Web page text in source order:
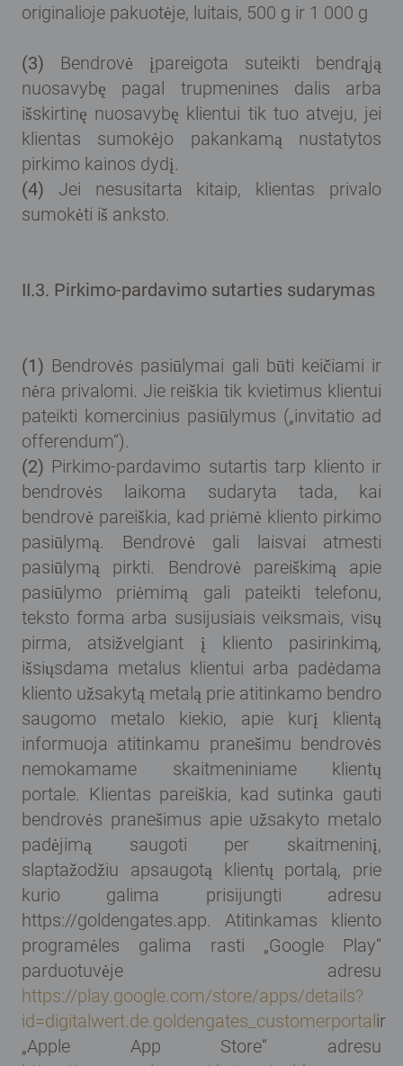
originalioje pakuotėje, luitais, 500 g ir 1 000 g
(3) Bendrovė įpareigota suteikti bendrąją
nuosavybę pagal trupmenines dalis arba
išskirtinę nuosavybę klientui tik tuo atveju, jei
klientas sumokėjo pakankamą nustatytos
pirkimo kainos dydį.
(4) Jei nesusitarta kitaip, klientas privalo
sumokėti iš anksto.
II.3. Pirkimo-pardavimo sutarties sudarymas
(1) Bendrovės pasiūlymai gali būti keičiami ir
nėra privalomi. Jie reiškia tik kvietimus klientui
pateikti komercinius pasiūlymus („invitatio ad
offerendum“).
(2) Pirkimo-pardavimo sutartis tarp kliento ir
bendrovės laikoma sudaryta tada, kai
bendrovė pareiškia, kad priėmė kliento pirkimo
pasiūlymą. Bendrovė gali laisvai atmesti
pasiūlymą pirkti. Bendrovė pareiškimą apie
pasiūlymo priėmimą gali pateikti telefonu,
teksto forma arba susijusiais veiksmais, visų
pirma, atsižvelgiant į kliento pasirinkimą,
išsiųsdama metalus klientui arba padėdama
kliento užsakytą metalą prie atitinkamo bendro
saugomo metalo kiekio, apie kurį klientą
informuoja atitinkamu pranešimu bendrovės
nemokamame skaitmeniniame klientų
portale. Klientas pareiškia, kad sutinka gauti
bendrovės pranešimus apie užsakyto metalo
padėjimą saugoti per skaitmeninį,
slaptažodžiu apsaugotą klientų portalą, prie
kurio galima prisijungti adresu
https://goldengates.app. Atitinkamas kliento
programėles galima rasti „Google Play“
parduotuvėje adresu
https://play.google.com/store/apps/details?
id=digitalwert.de.goldengates_customerportalir
„Apple App Store“ adresu